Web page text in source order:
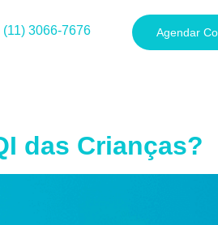
(11) 3066-7676 Agendar
das Crianças?